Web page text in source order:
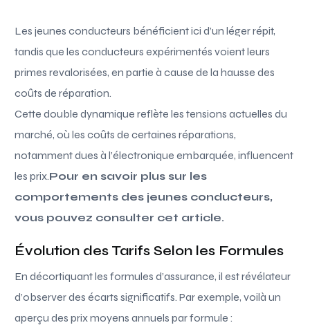
Les jeunes conducteurs bénéficient ici d’un léger répit,
tandis que les conducteurs expérimentés voient leurs
primes revalorisées, en partie à cause de la hausse des
coûts de réparation.
Cette double dynamique reflète les tensions actuelles du
marché, où les coûts de certaines réparations,
notamment dues à l’électronique embarquée, influencent
les prix.Pour en savoir plus sur les
comportements des jeunes conducteurs,
vous pouvez consulter cet article.
Évolution des Tarifs Selon les Formules
En décortiquant les formules d’assurance, il est révélateur
d’observer des écarts significatifs. Par exemple, voilà un
aperçu des prix moyens annuels par formule :